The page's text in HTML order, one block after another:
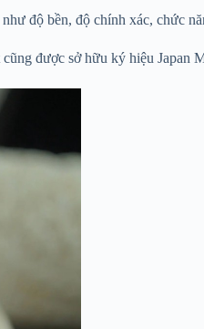
độ bền, độ chính xác, chức
được sở hữu ký hiệu Japan